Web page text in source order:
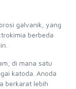
galvanik, yang
berbeda
di mana satu
katoda. Anoda
berkarat lebih